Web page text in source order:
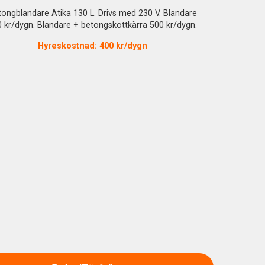
Atika 130 L. Drivs med 230 V. Blandare
kr/dygn. Blandare + betongskottkärra 500 kr/dygn.
Hyreskostnad: 400 kr/dygn